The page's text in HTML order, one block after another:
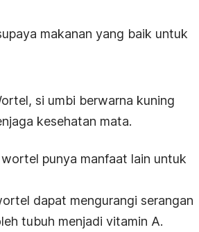
makanan yang baik untuk
si umbi berwarna kuning
kesehatan mata.
punya manfaat lain untuk
dapat mengurangi serangan
tubuh menjadi vitamin A.